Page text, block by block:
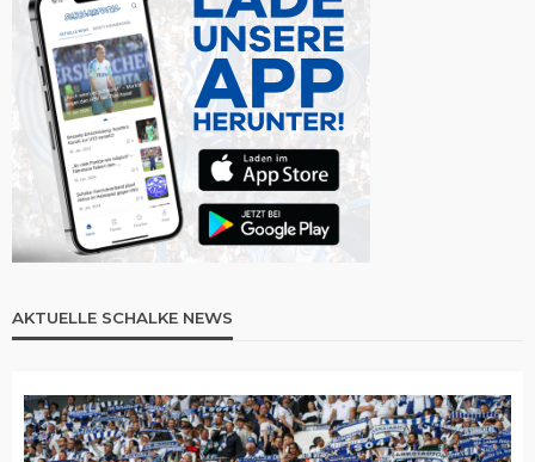
AKTUELLE SCHALKE NEWS